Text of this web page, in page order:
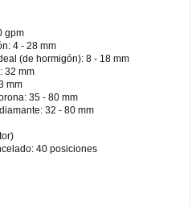
gpm
4 - 28 mm
(de hormigón): 8 - 18 mm
32 mm
mm
35 - 80 mm
32 - 80 mm
40 posiciones